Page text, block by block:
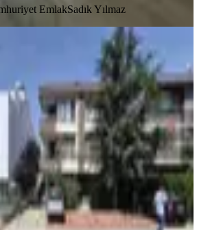
EmlakSadık Yılmaz
Filistin Caddesi Ful
Kiralık 3+1 Daire
Kazım Özalp Mahallesi
·2. Kat· 08.08.2026
₺
M.Okan ERDEN